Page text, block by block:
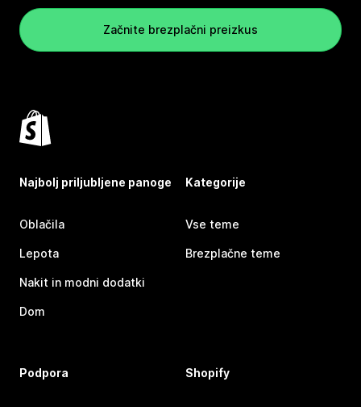
Začnite brezplačni preizkus
Najbolj priljubljene panoge
Oblačila
Lepota
Nakit in modni dodatki
Dom
Kategorije
Vse teme
Brezplačne teme
Podpora Shopify